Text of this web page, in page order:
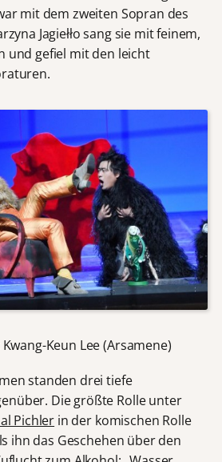
mit dem zweiten Sopran des
Jagiełło sang sie mit feinem,
und gefiel mit den leicht
Keun Lee (Arsamene)
standen drei tiefe
Die größte Rolle unter
Pichler in der komischen Rolle
ihn das Geschehen über den